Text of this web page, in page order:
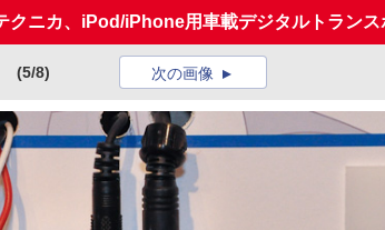
クニカ、iPod/iPhone用車載デジタルトランス
(5/8) 次の画像